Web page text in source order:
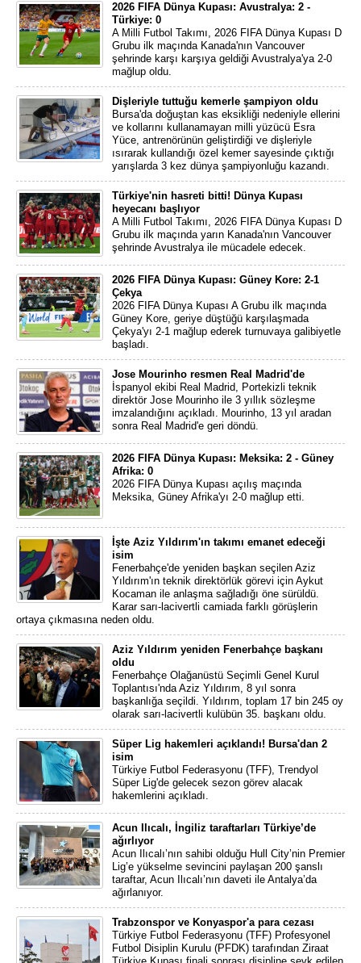
2026 FIFA Dünya Kupası: Avustralya: 2 -
Türkiye: 0
A Milli Futbol Takımı, 2026 FIFA Dünya Kupası D
Grubu ilk maçında Kanada'nın Vancouver
şehrinde karşı karşıya geldiği Avustralya'ya 2-0
mağlup oldu.
Dişleriyle tuttuğu kemerle şampiyon oldu
Bursa'da doğuştan kas eksikliği nedeniyle ellerini
ve kollarını kullanamayan milli yüzücü Esra
Yüce, antrenörünün geliştirdiği ve dişleriyle
ısırarak kullandığı özel kemer sayesinde çıktığı
yarışlarda 3 kez dünya şampiyonluğu kazandı.
Türkiye'nin hasreti bitti! Dünya Kupası
heyecanı başlıyor
A Milli Futbol Takımı, 2026 FIFA Dünya Kupası D
Grubu ilk maçında yarın Kanada'nın Vancouver
şehrinde Avustralya ile mücadele edecek.
2026 FIFA Dünya Kupası: Güney Kore: 2-1
Çekya
2026 FIFA Dünya Kupası A Grubu ilk maçında
Güney Kore, geriye düştüğü karşılaşmada
Çekya'yı 2-1 mağlup ederek turnuvaya galibiyetle
başladı.
Jose Mourinho resmen Real Madrid'de
İspanyol ekibi Real Madrid, Portekizli teknik
direktör Jose Mourinho ile 3 yıllık sözleşme
imzalandığını açıkladı. Mourinho, 13 yıl aradan
sonra Real Madrid'e geri döndü.
2026 FIFA Dünya Kupası: Meksika: 2 - Güney
Afrika: 0
2026 FIFA Dünya Kupası açılış maçında
Meksika, Güney Afrika'yı 2-0 mağlup etti.
İşte Aziz Yıldırım'ın takımı emanet edeceği
isim
Fenerbahçe'de yeniden başkan seçilen Aziz
Yıldırım'ın teknik direktörlük görevi için Aykut
Kocaman ile anlaşma sağladığı öne sürüldü.
Karar sarı-lacivertli camiada farklı görüşlerin
ortaya çıkmasına neden oldu.
Aziz Yıldırım yeniden Fenerbahçe başkanı
oldu
Fenerbahçe Olağanüstü Seçimli Genel Kurul
Toplantısı'nda Aziz Yıldırım, 8 yıl sonra
başkanlığa seçildi. Yıldırım, toplam 17 bin 245 oy
olarak sarı-lacivertli kulübün 35. başkanı oldu.
Süper Lig hakemleri açıklandı! Bursa'dan 2
isim
Türkiye Futbol Federasyonu (TFF), Trendyol
Süper Lig'de gelecek sezon görev alacak
hakemlerini açıkladı.
Acun Ilıcalı, İngiliz taraftarları Türkiye’de
ağırlıyor
Acun Ilıcalı’nın sahibi olduğu Hull City’nin Premier
Lig’e yükselme sevincini paylaşan 200 şanslı
taraftar, Acun Ilıcalı’nın daveti ile Antalya’da
ağırlanıyor.
Trabzonspor ve Konyaspor'a para cezası
Türkiye Futbol Federasyonu (TFF) Profesyonel
Futbol Disiplin Kurulu (PFDK) tarafından Ziraat